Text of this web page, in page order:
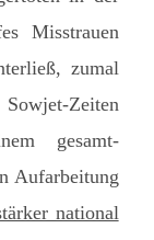
Misstrauen
zumal
Zeiten
gesamt-
Aufarbeitung
national